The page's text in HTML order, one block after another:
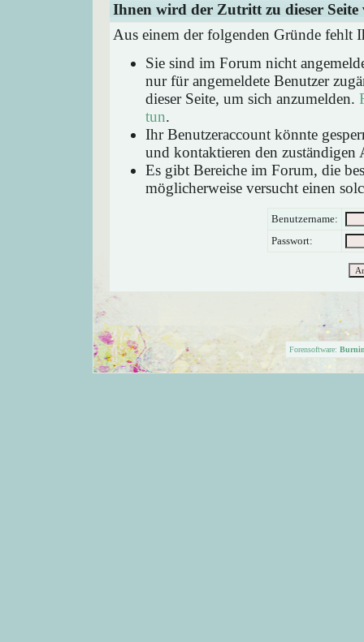
Ihnen wird der Zutritt zu dieser Seite
Aus einem der folgenden Gründe fehlt
Sie sind im Forum nicht
nur für angemeldete Benutzer
dieser Seite, um sich anzumelden.
tun.
Ihr Benutzeraccount könnte
und kontaktieren den zuständigen
Es gibt Bereiche im Forum, die
möglicherweise versucht einen
Benutzername:
Passwort:
Forensoftware: